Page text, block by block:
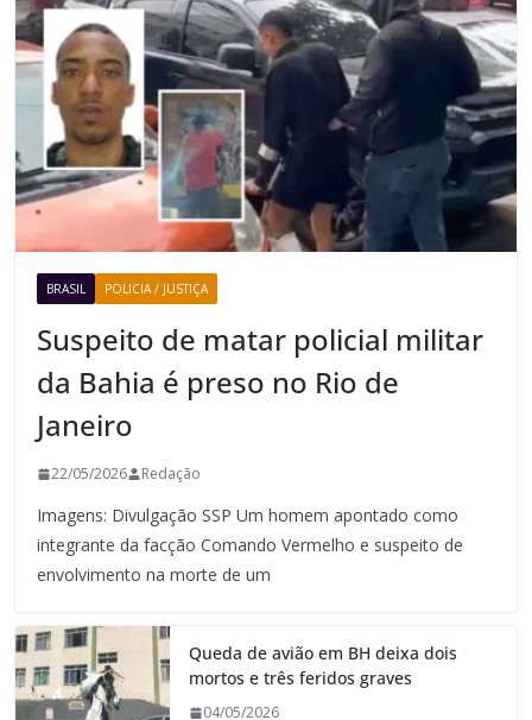
BRASIL POLICIA / JUSTIÇA
Suspeito de matar policial militar
da Bahia é preso no Rio de
Janeiro
22/05/2026 Redação
Imagens: Divulgação SSP Um homem apontado como
integrante da facção Comando Vermelho e suspeito de
envolvimento na morte de um
Queda de avião em BH deixa dois
mortos e três feridos graves
04/05/2026